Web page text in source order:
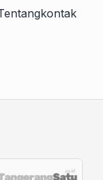
kontak